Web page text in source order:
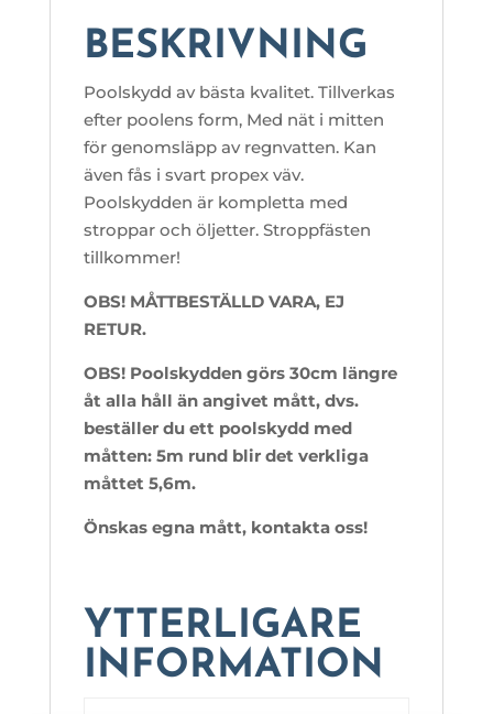
BESKRIVNING
Poolskydd av bästa kvalitet. Tillverkas
efter poolens form, Med nät i mitten
för genomsläpp av regnvatten. Kan
även fås i svart propex väv.
Poolskydden är kompletta med
stroppar och öljetter. Stroppfästen
tillkommer!
OBS! MÅTTBESTÄLLD VARA, EJ
RETUR.
OBS! Poolskydden görs 30cm längre
åt alla håll än angivet mått, dvs.
beställer du ett poolskydd med
måtten: 5m rund blir det verkliga
måttet 5,6m.
Önskas egna mått, kontakta oss!
YTTERLIGARE
INFORMATION